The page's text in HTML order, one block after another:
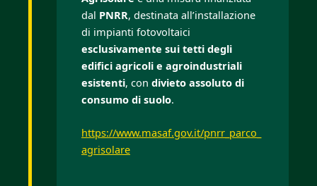
dal PNRR, destinata all’installazione
di impianti fotovoltaici
esclusivamente sui tetti degli
edifici agricoli e agroindustriali
esistenti, con divieto assoluto di
consumo di suolo.
https://www.masaf.gov.it/pnrr_parco_
agrisolare